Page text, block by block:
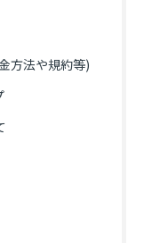
方法や規約等)